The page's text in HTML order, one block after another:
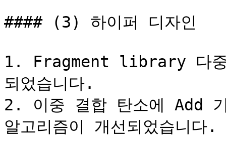
#### (3) 하이퍼 디자인
1. Fragment library 다중
되었습니다.
2. 이중 결합 탄소에 Add
알고리즘이 개선되었습니다.